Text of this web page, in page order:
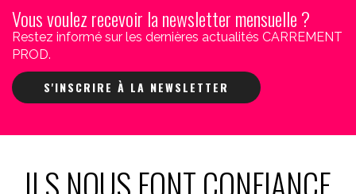
Vous voulez recevoir la newsletter mensuelle ?
Restez informé sur les dernières actualités CARREMENT
PROD.
S'INSCRIRE À LA NEWSLETTER
ILS NOUS FONT CONFIANCE